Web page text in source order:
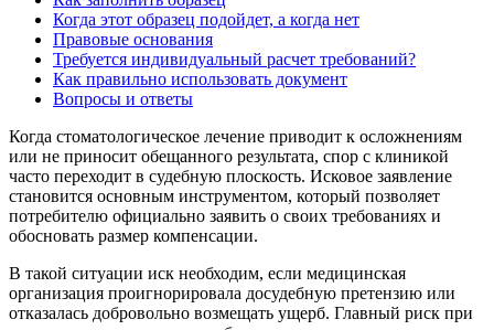
Когда этот образец подойдет, а когда нет
Правовые основания
Требуется индивидуальный расчет требований?
Как правильно использовать документ
Вопросы и ответы
Когда стоматологическое лечение приводит к осложнениям
или не приносит обещанного результата, спор с клиникой
часто переходит в судебную плоскость. Исковое заявление
становится основным инструментом, который позволяет
потребителю официально заявить о своих требованиях и
обосновать размер компенсации.
В такой ситуации иск необходим, если медицинская
организация проигнорировала досудебную претензию или
отказалась добровольно возмещать ущерб. Главный риск при